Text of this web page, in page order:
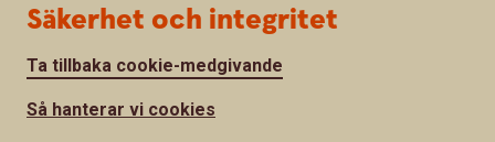
Säkerhet och integritet
Ta tillbaka cookie-medgivande
Så hanterar vi cookies